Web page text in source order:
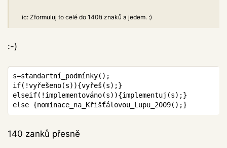
ic: Zformuluj to celé do 140ti znaků a jedem. :)
:-)
s=standartní_podmínky();
if(!vyřešeno(s)){vyřeš(s);}
elseif(!implementováno(s)){implementuj(s);}
140 zanků přesně